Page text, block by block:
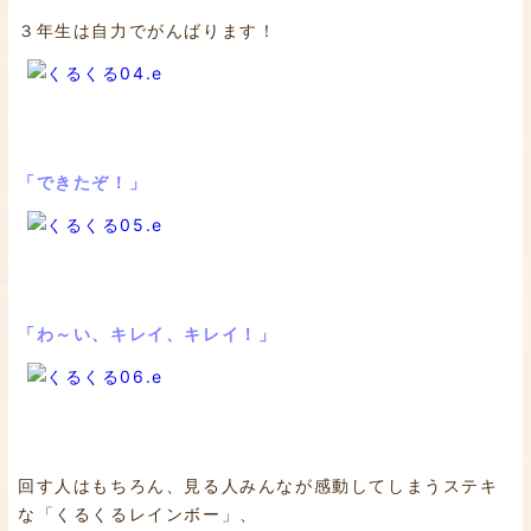
３年生は自力でがんばります！
「できたぞ！」
「わ～い、キレイ、キレイ！」
回す人はもちろん、見る人みんなが感動してしまうステキ
な「くるくるレインボー」、